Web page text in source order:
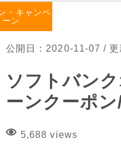
・キャンペ
ーン
公開日：2020-11-07 /
ソフトバン
ーンクーポ
5,688 views